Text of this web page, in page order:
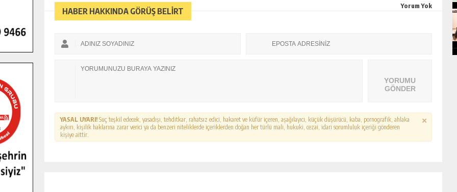
HABER HAKKINDA GÖRÜŞ BELİRT
Yorum Yok
YORUMU
GÖNDER
YASAL UYARI! Suç teşkil edecek, yasadışı, tehditkar, rahatsız edici, hakaret ve küfür içeren, aşağılayıcı, küçük düşürücü, kaba, pornografik, ahlaka
aykırı, kişilik haklarına zarar verici ya da benzeri niteliklerde içeriklerden doğan her türlü mali, hukuki, cezai, idari sorumluluk içeriği gönderen
kişiye aittir.